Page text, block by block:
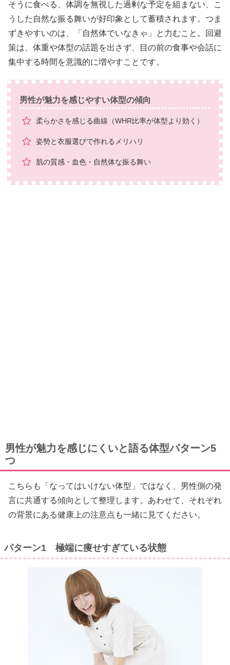
そうに食べる、体調を無視した過剰な予定を組まない、こ
うした自然な振る舞いが好印象として蓄積されます。つま
ずきやすいのは、「自然体でいなきゃ」と力むこと。回避
策は、体重や体型の話題を出さず、目の前の食事や会話に
集中する時間を意識的に増やすことです。
男性が魅力を感じやすい体型の傾向
柔らかさを感じる曲線（WHR比率が体型より効く）
姿勢と衣服選びで作れるメリハリ
肌の質感・血色・自然体な振る舞い
男性が魅力を感じにくいと語る体型パターン5
つ
こちらも「なってはいけない体型」ではなく、男性側の発
言に共通する傾向として整理します。あわせて、それぞれ
の背景にある健康上の注意点も一緒に見てください。
パターン1 極端に痩せすぎている状態